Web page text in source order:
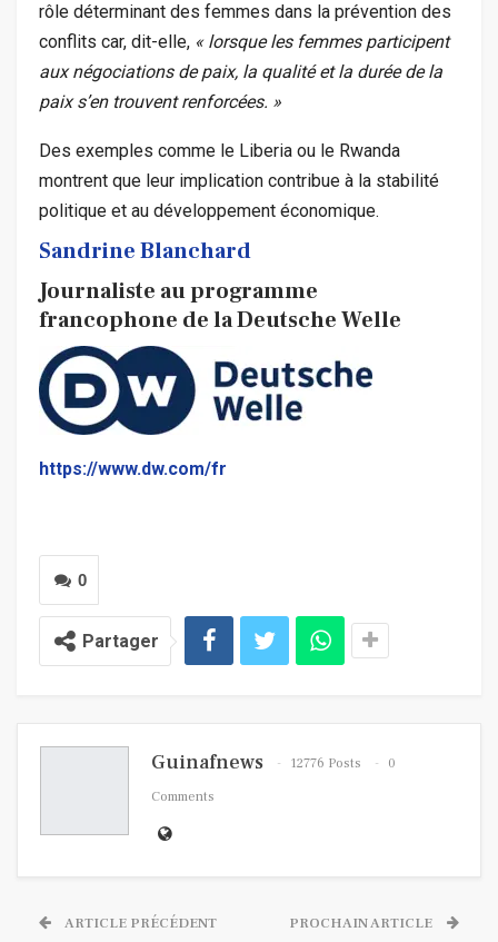
rôle déterminant des femmes dans la prévention des
conflits car, dit-elle, « lorsque les femmes participent
aux négociations de paix, la qualité et la durée de la
paix s’en trouvent renforcées. »
Des exemples comme le Liberia ou le Rwanda
montrent que leur implication contribue à la stabilité
politique et au développement économique.
Sandrine Blanchard
Journaliste au programme
francophone de la Deutsche Welle
https://www.dw.com/fr
0
Partager
Guinafnews 12776 Posts
0
Comments
ARTICLE PRÉCÉDENT PROCHAIN ARTICLE